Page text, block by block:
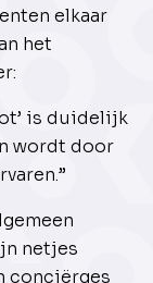
elkaar
het
is duidelijk
wordt door
netjes
conciërges